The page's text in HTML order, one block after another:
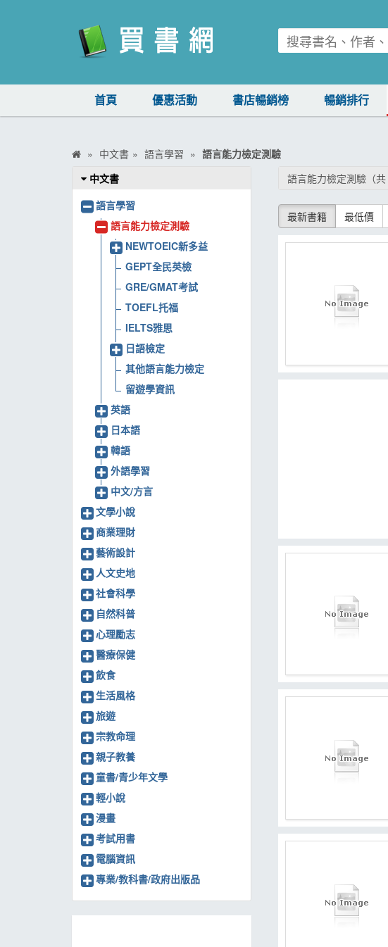
首頁 優惠活動 書店暢銷榜 暢銷排行
中文書 語言學習
語言能力檢定測驗
語言能力檢定測驗（共
最新書籍 最低價
中文書
語言學習
語言能力檢定測驗
NEWTOEIC新多益
GEPT全民英檢
GRE/GMAT考試
TOEFL托福
IELTS雅思
日語檢定
其他語言能力檢定
留遊學資訊
英語
日本語
韓語
外語學習
中文/方言
文學小說
商業理財
藝術設計
人文史地
社會科學
自然科普
心理勵志
醫療保健
飲食
生活風格
旅遊
宗教命理
親子教養
童書/青少年文學
輕小說
漫畫
考試用書
電腦資訊
專業/教科書/政府出版品